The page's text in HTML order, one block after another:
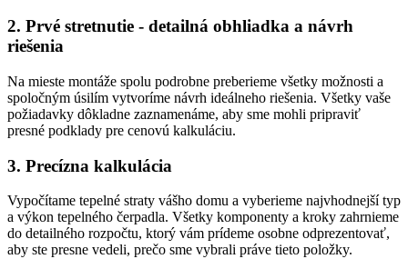
2. Prvé stretnutie - detailná obhliadka a návrh
riešenia
Na mieste montáže spolu podrobne preberieme všetky možnosti a
spoločným úsilím vytvoríme návrh ideálneho riešenia. Všetky vaše
požiadavky dôkladne zaznamenáme, aby sme mohli pripraviť
presné podklady pre cenovú kalkuláciu.
3. Precízna kalkulácia
Vypočítame tepelné straty vášho domu a vyberieme najvhodnejší typ
a výkon tepelného čerpadla. Všetky komponenty a kroky zahrnieme
do detailného rozpočtu, ktorý vám prídeme osobne odprezentovať,
aby ste presne vedeli, prečo sme vybrali práve tieto položky.